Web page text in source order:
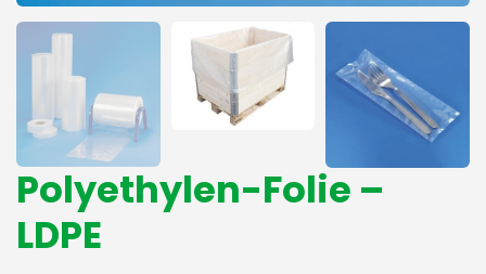
Polyethylen-Folie –
LDPE